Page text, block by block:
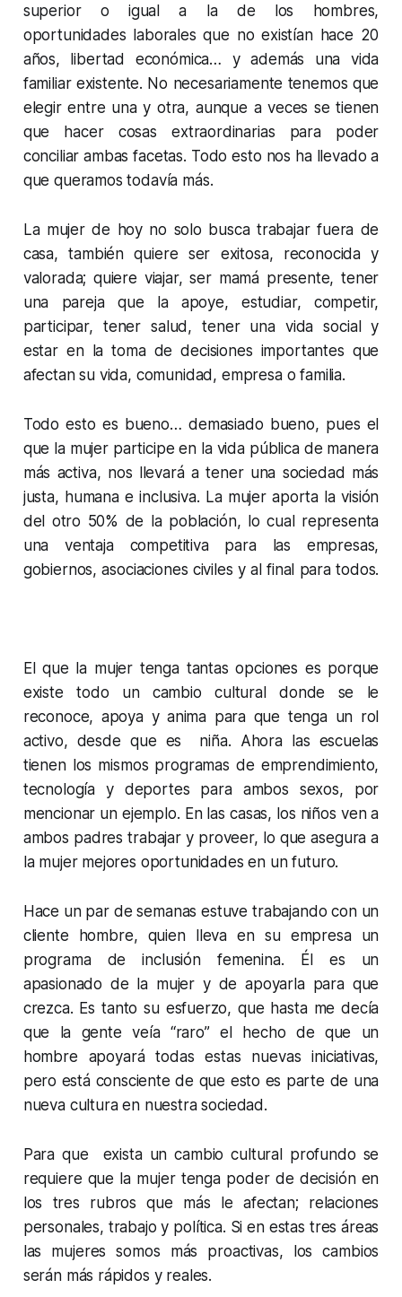
superior o igual a la de los hombres,
oportunidades laborales que no existían hace 20
años, libertad económica… y además una vida
familiar existente. No necesariamente tenemos que
elegir entre una y otra, aunque a veces se tienen
que hacer cosas extraordinarias para poder
conciliar ambas facetas. Todo esto nos ha llevado a
que queramos todavía más.
La mujer de hoy no solo busca trabajar fuera de
casa, también quiere ser exitosa, reconocida y
valorada; quiere viajar, ser mamá presente, tener
una pareja que la apoye, estudiar, competir,
participar, tener salud, tener una vida social y
estar en la toma de decisiones importantes que
afectan su vida, comunidad, empresa o familia.
Todo esto es bueno… demasiado bueno, pues el
que la mujer participe en la vida pública de manera
más activa, nos llevará a tener una sociedad más
justa, humana e inclusiva. La mujer aporta la visión
del otro 50% de la población, lo cual representa
una ventaja competitiva para las empresas,
gobiernos, asociaciones civiles y al final para todos.
El que la mujer tenga tantas opciones es porque
existe todo un cambio cultural donde se le
reconoce, apoya y anima para que tenga un rol
activo, desde que es niña. Ahora las escuelas
tienen los mismos programas de emprendimiento,
tecnología y deportes para ambos sexos, por
mencionar un ejemplo. En las casas, los niños ven a
ambos padres trabajar y proveer, lo que asegura a
la mujer mejores oportunidades en un futuro.
Hace un par de semanas estuve trabajando con un
cliente hombre, quien lleva en su empresa un
programa de inclusión femenina. Él es un
apasionado de la mujer y de apoyarla para que
crezca. Es tanto su esfuerzo, que hasta me decía
que la gente veía “raro” el hecho de que un
hombre apoyará todas estas nuevas iniciativas,
pero está consciente de que esto es parte de una
nueva cultura en nuestra sociedad.
Para que exista un cambio cultural profundo se
requiere que la mujer tenga poder de decisión en
los tres rubros que más le afectan; relaciones
personales, trabajo y política. Si en estas tres áreas
las mujeres somos más proactivas, los cambios
serán más rápidos y reales.